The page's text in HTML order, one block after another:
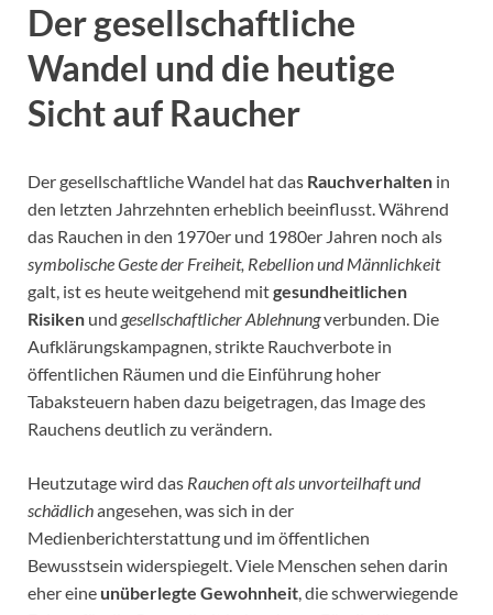
Der gesellschaftliche
Wandel und die heutige
Sicht auf Raucher
Der gesellschaftliche Wandel hat das Rauchverhalten in
den letzten Jahrzehnten erheblich beeinflusst. Während
das Rauchen in den 1970er und 1980er Jahren noch als
symbolische Geste der Freiheit, Rebellion und Männlichkeit
galt, ist es heute weitgehend mitgesundheitlichen
Risiken und gesellschaftlicher Ablehnungverbunden. Die
Aufklärungskampagnen, strikte Rauchverbote in
öffentlichen Räumen und die Einführung hoher
Tabaksteuern haben dazu beigetragen, das Image des
Rauchens deutlich zu verändern.
Heutzutage wird das Rauchen oft als unvorteilhaft und
schädlichangesehen, was sich in der
Medienberichterstattung und im öffentlichen
Bewusstsein widerspiegelt. Viele Menschen sehen darin
eher eine unüberlegte Gewohnheit, die schwerwiegende